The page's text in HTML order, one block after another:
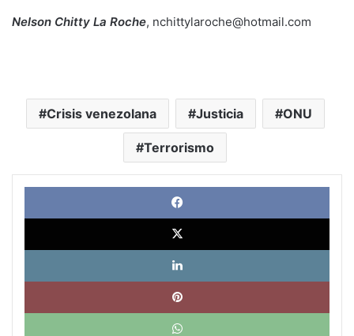
Nelson Chitty La Roche, nchittylaroche@hotmail.com
Crisis venezolana Justicia ONU
Terrorismo
X